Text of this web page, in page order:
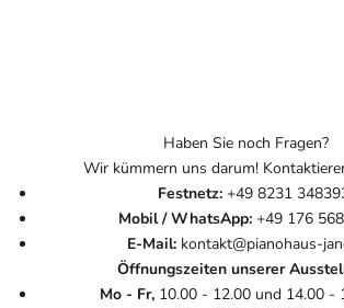
Haben Sie noch Fragen?
Wir kümmern uns darum!
Festnetz:+49 8231
Mobil / WhatsApp: +49 176
E-Mail: kontakt@pianohaus-
Öffnungszeiten unserer
Mo - Fr, 10.00 - 12.00 und 14.00 -